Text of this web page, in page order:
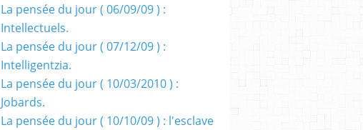
La pensée du jour ( 06/09/09 ) :
Intellectuels.
La pensée du jour ( 07/12/09 ) :
Intelligentzia.
La pensée du jour ( 10/03/2010 ) :
Jobards.
La pensée du jour ( 10/10/09 ) : l'esclave